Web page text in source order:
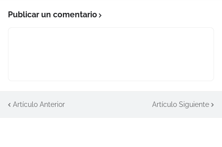
Publicar un comentario
Artículo Anterior Artículo Siguiente